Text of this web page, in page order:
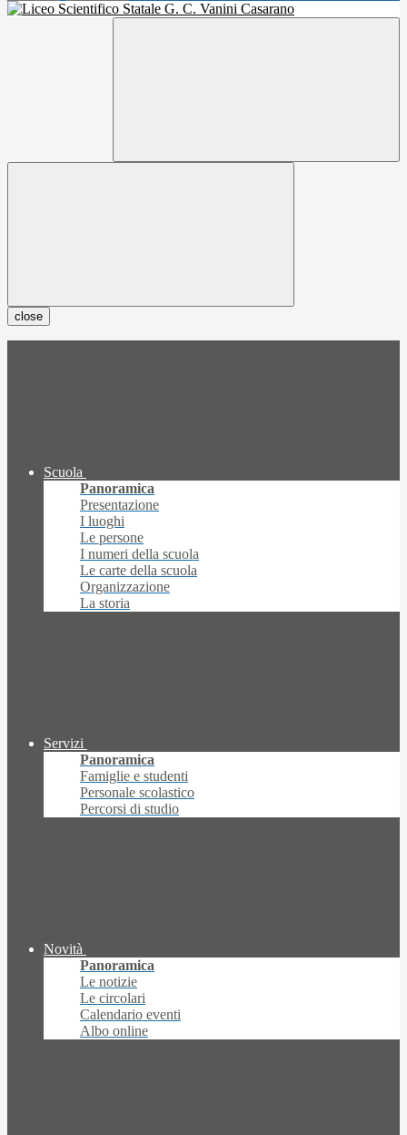
close
Scuola
Panoramica
Presentazione
I luoghi
Le persone
I numeri della scuola
Le carte della scuola
Organizzazione
La storia
Servizi
Panoramica
Famiglie e studenti
Personale scolastico
Percorsi di studio
Novità
Panoramica
Le notizie
Le circolari
Calendario eventi
Albo online